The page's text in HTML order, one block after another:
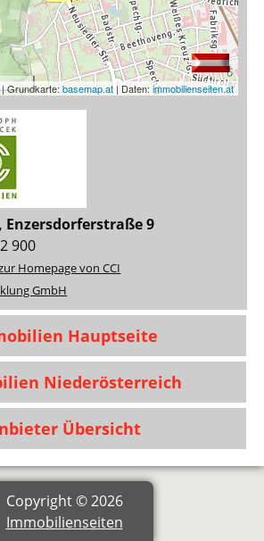
Grundkarte:basemap.at| Daten:immobilienseiten.at
Enzersdorferstraße 9
900
Homepage von CCI
GmbH
Hauptseite
Niederösterreich
Übersicht
Copyright © 2026
Immobilienseiten